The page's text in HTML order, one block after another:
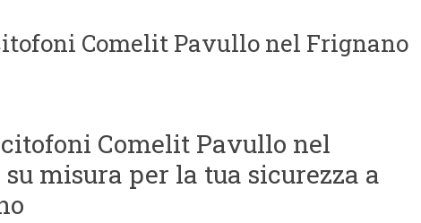
Comelit Pavullo nel Frignano
Comelit Pavullo nel
misura per la tua sicurezza a